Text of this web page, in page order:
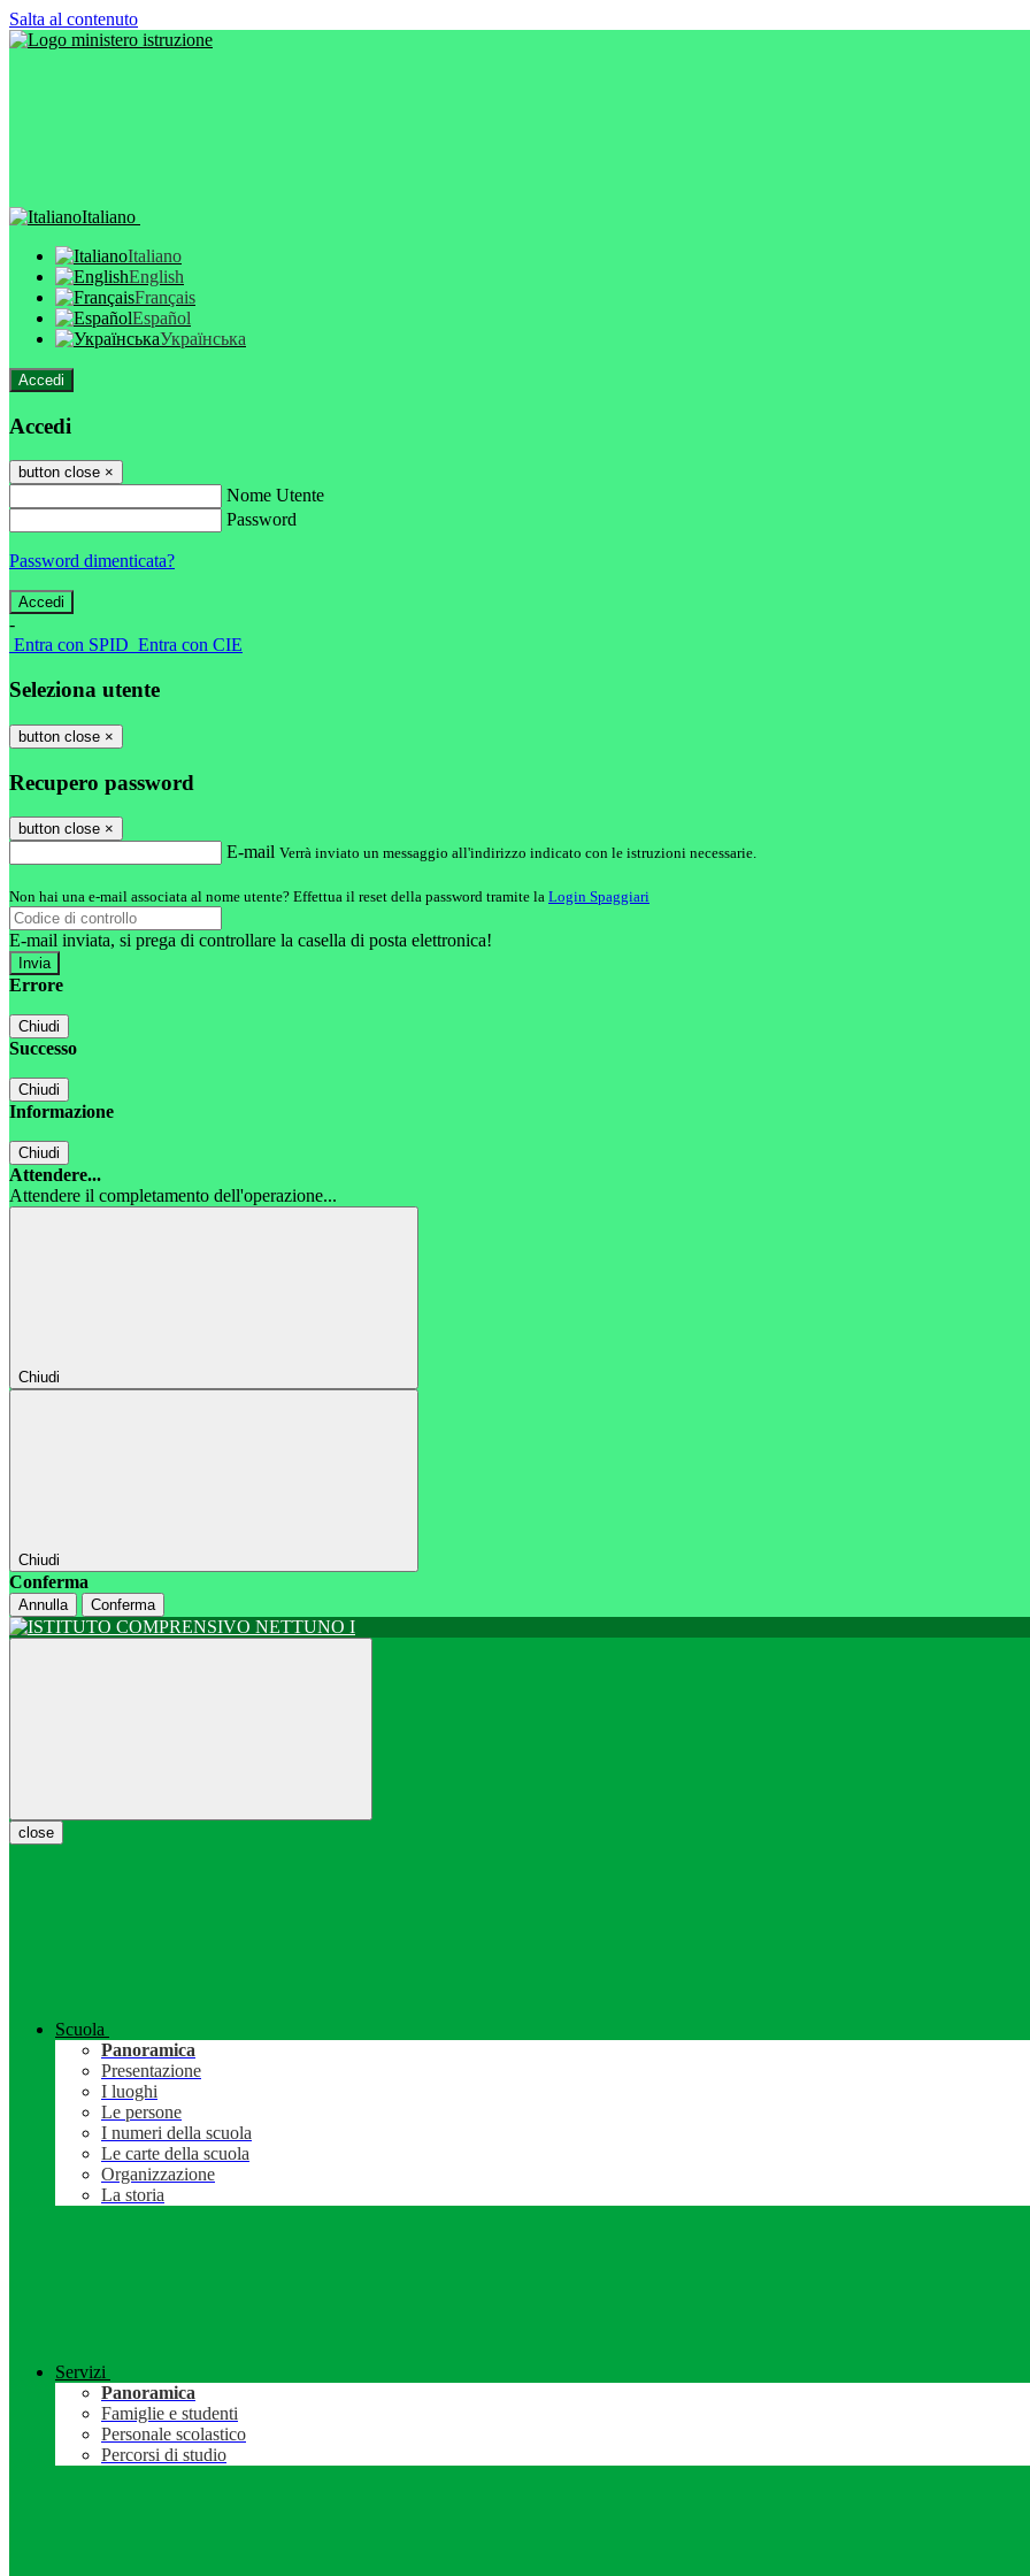
Salta al contenuto
Italiano
Italiano
English
Français
Español
Українська
Accedi
Accedi
button close ×
Nome Utente
Password
Password dimenticata?
-
Entra con SPID Entra con CIE
Seleziona utente
button close ×
Recupero password
button close ×
E-mail Verrà inviato un messaggio all'indirizzo indicato con le istruzioni necessarie.
Non hai una e-mail associata al nome utente? Effettua il reset della password tramite la Login Spaggiari
E-mail inviata, si prega di controllare la casella di posta elettronica!
Errore
Chiudi
Successo
Chiudi
Informazione
Chiudi
Attendere...
Attendere il completamento dell'operazione...
Chiudi
Chiudi
Conferma
Annulla Conferma
close
Scuola
Panoramica
Presentazione
I luoghi
Le persone
I numeri della scuola
Le carte della scuola
Organizzazione
La storia
Servizi
Panoramica
Famiglie e studenti
Personale scolastico
Percorsi di studio